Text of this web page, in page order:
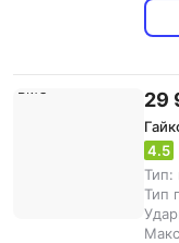
29
4.5
Тип:
Тип